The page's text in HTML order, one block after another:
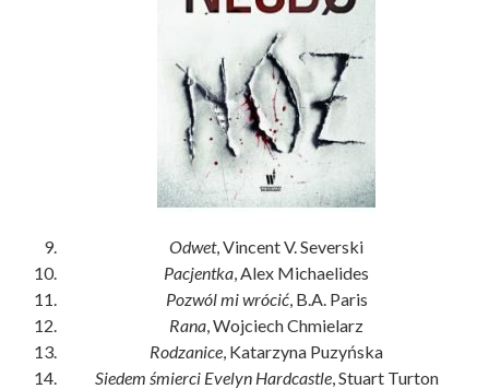
Odwet, Vincent V. Severski
Pacjentka , Alex Michaelides
Pozwól mi wrócić, B.A. Paris
Rana , Wojciech Chmielarz
Rodzanice , Katarzyna Puzyńska
Siedem śmierci Evelyn Hardcastle, Stuart Turton